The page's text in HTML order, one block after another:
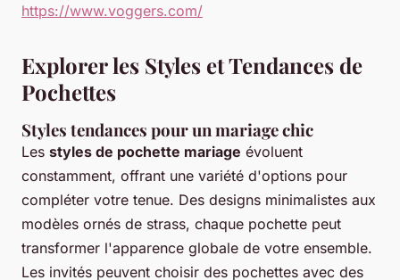
https://www.voggers.com/
Explorer les Styles et Tendances de
Pochettes
Styles tendances pour un mariage chic
Les styles de pochette mariage évoluent
constamment, offrant une variété d'options pour
compléter votre tenue. Des designs minimalistes aux
modèles ornés de strass, chaque pochette peut
transformer l'apparence globale de votre ensemble.
Les invités peuvent choisir des pochettes avec des